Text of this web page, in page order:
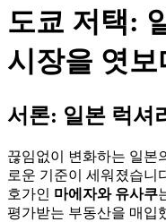
도쿄 저택:
시장을 엿보
서론: 일본 럭셔
끊임없이 변화하는 일본
로운 기준이 세워졌습니
호가인 마에자와 유사쿠
평가받는 부동산을 매입